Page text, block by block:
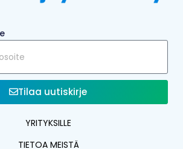
Tilaa uutiskirje
YRITYKSILLE
TIETOA MEISTÄ